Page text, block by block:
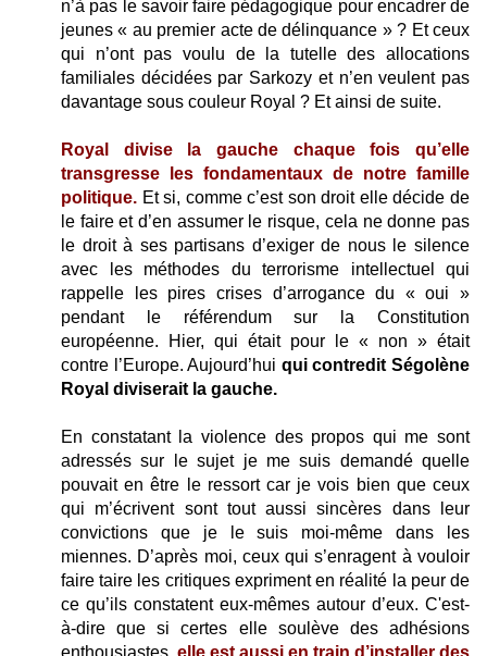
n’à pas le savoir faire pédagogique pour encadrer de
jeunes « au premier acte de délinquance » ? Et ceux
qui n’ont pas voulu de la tutelle des allocations
familiales décidées par Sarkozy et n’en veulent pas
davantage sous couleur Royal ? Et ainsi de suite.
Royal divise la gauche chaque fois qu’elle
transgresse les fondamentaux de notre famille
politique. Et si, comme c’est son droit elle décide de
le faire et d’en assumer le risque, cela ne donne pas
le droit à ses partisans d’exiger de nous le silence
avec les méthodes du terrorisme intellectuel qui
rappelle les pires crises d’arrogance du « oui »
pendant le référendum sur la Constitution
européenne. Hier, qui était pour le « non » était
contre l’Europe. Aujourd’hui qui contredit Ségolène
Royal diviserait la gauche.
En constatant la violence des propos qui me sont
adressés sur le sujet je me suis demandé quelle
pouvait en être le ressort car je vois bien que ceux
qui m’écrivent sont tout aussi sincères dans leur
convictions que je le suis moi-même dans les
miennes. D’après moi, ceux qui s’enragent à vouloir
faire taire les critiques expriment en réalité la peur de
ce qu’ils constatent eux-mêmes autour d’eux. C'est-
à-dire que si certes elle soulève des adhésions
enthousiastes, elle est aussi en train d’installer des